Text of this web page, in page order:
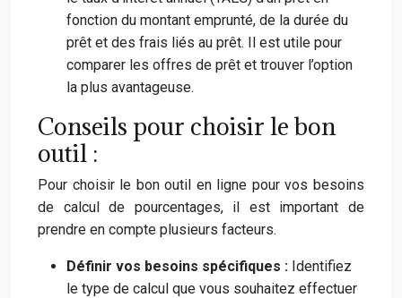
fonction du montant emprunté, de la durée du
prêt et des frais liés au prêt. Il est utile pour
comparer les offres de prêt et trouver l’option
la plus avantageuse.
Conseils pour choisir le bon
outil :
Pour choisir le bon outil en ligne pour vos besoins
de calcul de pourcentages, il est important de
prendre en compte plusieurs facteurs.
Définir vos besoins spécifiques : Identifiez
le type de calcul que vous souhaitez effectuer